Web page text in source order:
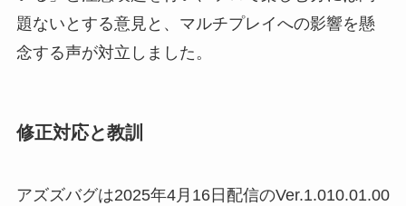
題ないとする意見と、マルチプレイへの影響を懸
念する声が対立しました。
修正対応と教訓
アズズバグは2025年4月16日配信のVer.1.010.01.00